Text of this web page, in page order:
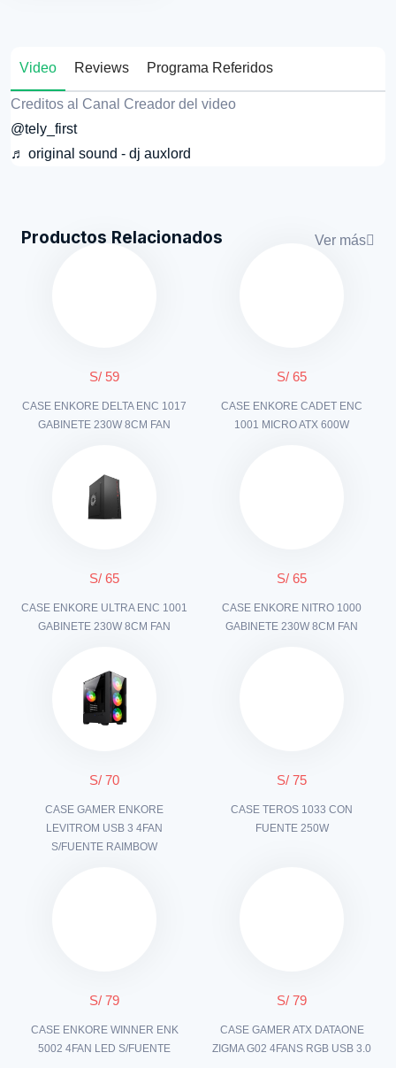
Video Reviews Programa Referidos
Creditos al Canal Creador del video
@tely_first
♬ original sound - dj auxlord
Productos Relacionados Ver más
S/ 59
CASE ENKORE DELTA ENC 1017
GABINETE 230W 8CM FAN
S/ 65
CASE ENKORE CADET ENC
1001 MICRO ATX 600W
S/ 65
CASE ENKORE ULTRA ENC 1001
GABINETE 230W 8CM FAN
S/ 65
CASE ENKORE NITRO 1000
GABINETE 230W 8CM FAN
S/ 70
CASE GAMER ENKORE
LEVITROM USB 3 4FAN
S/FUENTE RAIMBOW
S/ 75
CASE TEROS 1033 CON
FUENTE 250W
S/ 79
CASE ENKORE WINNER ENK
5002 4FAN LED S/FUENTE
S/ 79
CASE GAMER ATX DATAONE
ZIGMA G02 4FANS RGB USB 3.0